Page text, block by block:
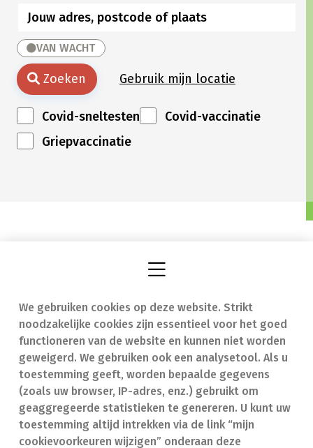
We gebruiken cookies op deze website. Strikt
noodzakelijke cookies zijn essentieel voor het goed
functioneren van de website en kunnen niet worden
geweigerd. We gebruiken ook een analysetool. Als u
toestemming geeft, worden bepaalde gegevens
(zoals uw browser, IP-adres, enz.) gebruikt om
geaggregeerde statistieken te genereren. U kunt uw
toestemming altijd intrekken via de link “mijn
cookievoorkeuren wijzigen” onderaan deze
VAN WACHT
Zoeken Gebruik mijn locatie
Covid-sneltesten
Covid-vaccinatie
Griepvaccinatie
Vind een apotheek
Onze expertise
Ziekten
Geneesmiddelen
In geval van nood
Contact
Veelgestelde vragen
(FAQ)